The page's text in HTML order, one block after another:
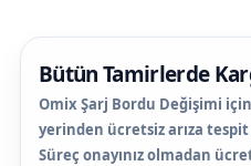
Bütün Tamirlerde
Omix Şarj Bordu Değişimi
yerinden ücretsiz arıza
Süreç onayınız olmadan